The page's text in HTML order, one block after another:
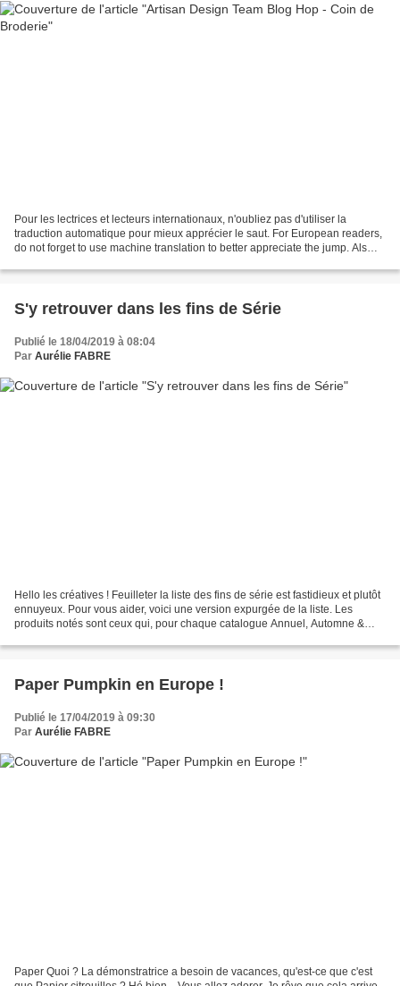
Pour les lectrices et lecteurs internationaux, n'oubliez pas d'utiliser la
traduction automatique pour mieux apprécier le saut. For European readers,
do not forget to use machine translation to better appreciate the jump. Als
S'y retrouver dans les fins de Série
Publié le 18/04/2019 à 08:04
Par Aurélie FABRE
Hello les créatives ! Feuilleter la liste des fins de série est fastidieux et plutôt
ennuyeux. Pour vous aider, voici une version expurgée de la liste. Les
produits notés sont ceux qui, pour chaque catalogue Annuel, Automne &
Paper Pumpkin en Europe !
Publié le 17/04/2019 à 09:30
Par Aurélie FABRE
Paper Quoi ? La démonstratrice a besoin de vacances, qu'est-ce que c'est